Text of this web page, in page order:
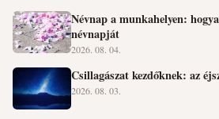
Névnap a munkahelyen:
névnapját
2026. 08. 04.
Csillagászat kezdőknek: az
2026. 08. 03.